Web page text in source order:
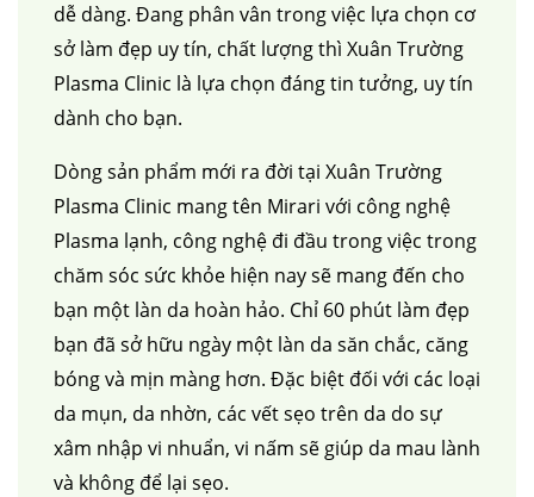
dễ dàng. Đang phân vân trong việc lựa chọn cơ
sở làm đẹp uy tín, chất lượng thì Xuân Trường
Plasma Clinic là lựa chọn đáng tin tưởng, uy tín
dành cho bạn.
Dòng sản phẩm mới ra đời tại Xuân Trường
Plasma Clinic mang tên Mirari với công nghệ
Plasma lạnh, công nghệ đi đầu trong việc trong
chăm sóc sức khỏe hiện nay sẽ mang đến cho
bạn một làn da hoàn hảo. Chỉ 60 phút làm đẹp
bạn đã sở hữu ngày một làn da săn chắc, căng
bóng và mịn màng hơn. Đặc biệt đối với các loại
da mụn, da nhờn, các vết sẹo trên da do sự
xâm nhập vi nhuẩn, vi nấm sẽ giúp da mau lành
và không để lại sẹo.